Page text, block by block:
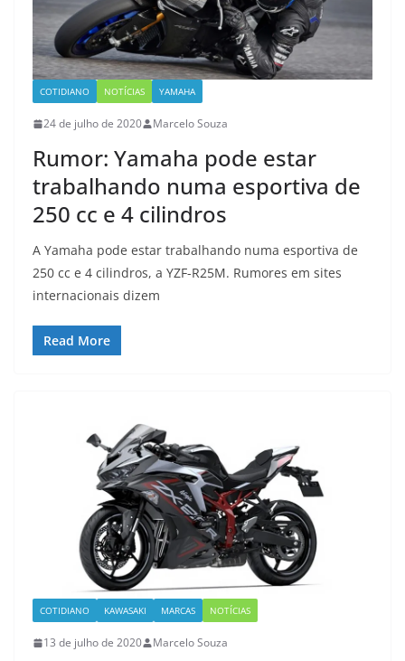
COTIDIANO NOTÍCIAS YAMAHA
24 de julho de 2020 Marcelo Souza
Rumor: Yamaha pode estar
trabalhando numa esportiva de
250 cc e 4 cilindros
A Yamaha pode estar trabalhando numa esportiva de
250 cc e 4 cilindros, a YZF-R25M. Rumores em sites
internacionais dizem
Read More
COTIDIANO KAWASAKI MARCAS NOTÍCIAS
13 de julho de 2020 Marcelo Souza